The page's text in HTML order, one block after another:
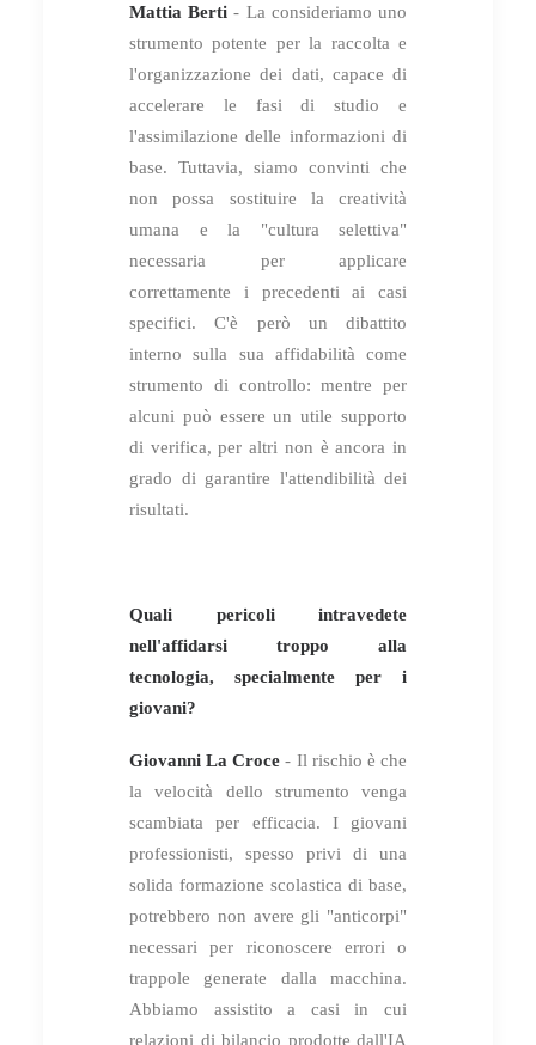
Mattia Berti - La consideriamo uno
strumento potente per la raccolta e
l'organizzazione dei dati, capace di
accelerare le fasi di studio e
l'assimilazione delle informazioni di
base. Tuttavia, siamo convinti che
non possa sostituire la creatività
umana e la "cultura selettiva"
necessaria per applicare
correttamente i precedenti ai casi
specifici. C'è però un dibattito
interno sulla sua affidabilità come
strumento di controllo: mentre per
alcuni può essere un utile supporto
di verifica, per altri non è ancora in
grado di garantire l'attendibilità dei
risultati.
Quali pericoli intravedete
nell'affidarsi troppo alla
tecnologia, specialmente per i
giovani?
Giovanni La Croce - Il rischio è che
la velocità dello strumento venga
scambiata per efficacia. I giovani
professionisti, spesso privi di una
solida formazione scolastica di base,
potrebbero non avere gli "anticorpi"
necessari per riconoscere errori o
trappole generate dalla macchina.
Abbiamo assistito a casi in cui
relazioni di bilancio prodotte dall'IA